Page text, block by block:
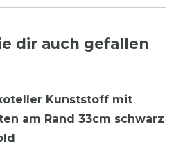
dir auch gefallen
Kunststoff mit
am Rand 33cm schwarz